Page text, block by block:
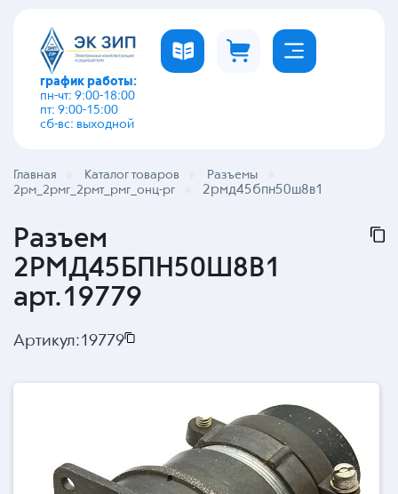
график работы:
пн-чт: 9:00-18:00
пт: 9:00-15:00
сб-вс: выходной
Главная Каталог товаров
Разъемы
2рм_2рмг_2рмт_рмг_онц-рг
2рмд45бпн50ш8в1
Разъем
2РМД45БПН50Ш8В1
арт.19779
Артикул:19779